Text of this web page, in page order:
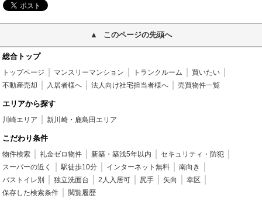
このページの先頭へ
総合トップ
トップページ マンスリーマンション トランクルーム
買いたい
不動産売却
入居者様へ 法人向け社宅担当者様へ 売買物件一覧
エリアから探す
川崎エリア 新川崎・鹿島田エリア
こだわり条件
物件検索 礼金ゼロ物件 新築・築浅5年以内
セキュリティ・防犯
スーパーの近く
駅徒歩10分 インターネット無料
南向き
バストイレ別
独立洗面台 2人入居可 尻手 矢向
幸区
保存した検索条件
閲覧履歴